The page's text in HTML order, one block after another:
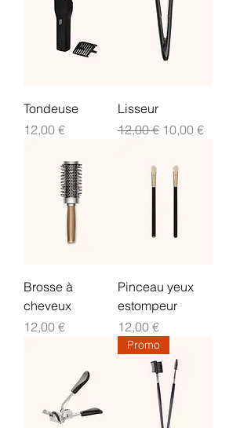
Tondeuse
Prix
12,00 €
Lisseur
Prix original
12,00 € Prix promotionnel
10,00 €
Brosse à
cheveux
Prix
12,00 €
Pinceau yeux
estompeur
Prix
12,00 €
Promo